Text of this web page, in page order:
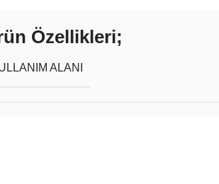
Özellikleri;
ALANI